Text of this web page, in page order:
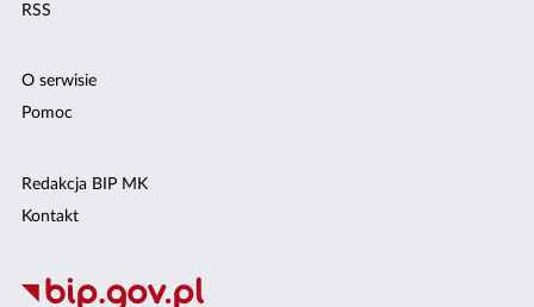
RSS
O serwisie
Pomoc
Redakcja BIP MK
Kontakt